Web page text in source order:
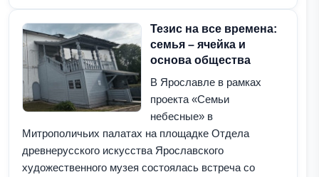
Тезис на все времена:
семья – ячейка и
основа общества
В Ярославле в рамках
проекта «Семьи
небесные» в
Митрополичьих палатах на площадке Отдела
древнерусского искусства Ярославского
художественного музея состоялась встреча со